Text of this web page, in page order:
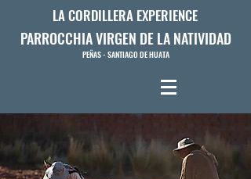
LA CORDILLERA EXPERIENCE
PARROCCHIA VIRGEN DE LA NATIVIDAD
PEÑAS - SANTIAGO DE HUATA